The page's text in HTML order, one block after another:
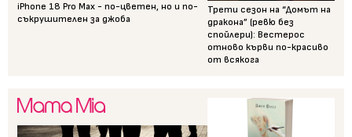
iPhone 18 Pro Max - по-цветен, но и по-
съкрушителен за джоба
Трети сезон на “Домът на
дракона” (ревю без
спойлери): Вестерос
отново кърви по-красиво
от всякога